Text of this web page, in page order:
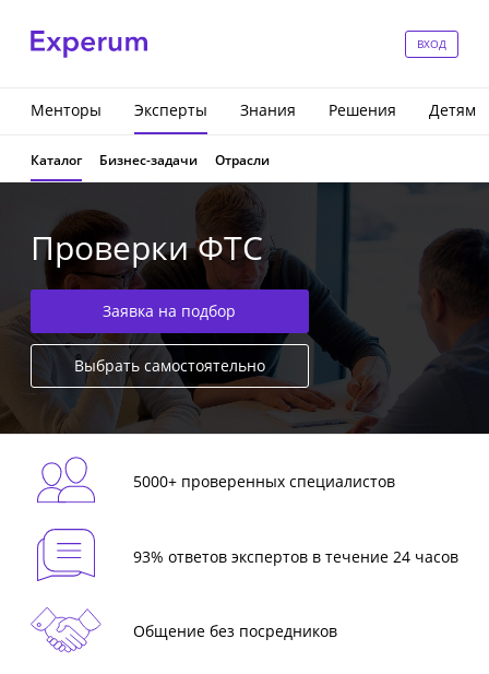
ВХОД
Менторы Эксперты Знания Решения Детям
Каталог Бизнес-задачи Отрасли
Проверки ФТС
Заявка на подбор
Выбрать самостоятельно
5000+ проверенных специалистов
93% ответов экспертов в течение 24 часов
Общение без посредников